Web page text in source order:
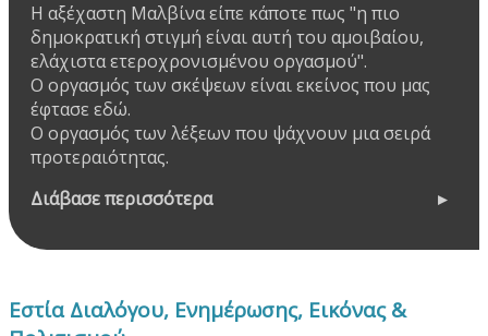
Η αξέχαστη Μαλβίνα είπε κάποτε πως "η πιο
δημοκρατική στιγμή είναι αυτή του αμοιβαίου,
ελάχιστα ετεροχρονισμένου οργασμού".
Ο οργασμός των σκέψεων είναι εκείνος που μας
έφτασε εδώ.
Ο οργασμός των λέξεων που ψάχνουν μια σειρά
προτεραιότητας.
Διάβασε περισσότερα
Εστία Διαλόγου, Ενημέρωσης, Εικόνας &